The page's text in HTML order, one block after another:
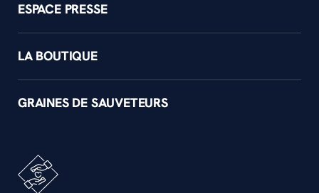
ESPACE PRESSE
LA BOUTIQUE
GRAINES DE SAUVETEURS